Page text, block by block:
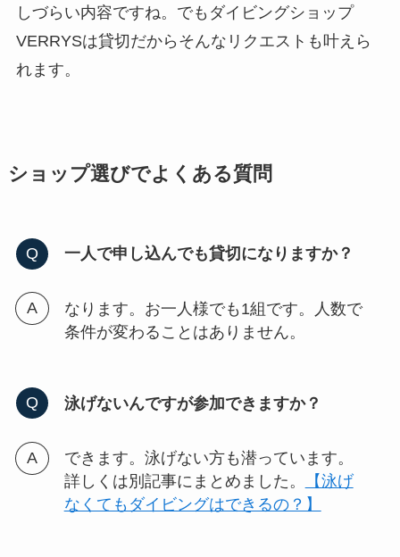
しづらい内容ですね。でもダイビングショップ
VERRYSは貸切だからそんなリクエストも叶えら
れます。
ショップ選びでよくある質問
一人で申し込んでも貸切になりますか？
なります。お一人様でも1組です。人数で
条件が変わることはありません。
泳げないんですが参加できますか？
できます。泳げない方も潜っています。
詳しくは別記事にまとめました。
【泳げ
なくてもダイビングはできるの？】